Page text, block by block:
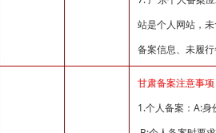
站是个人网站，
备案信息、未履
甘肃备案注意事项
1.个人备案：A: